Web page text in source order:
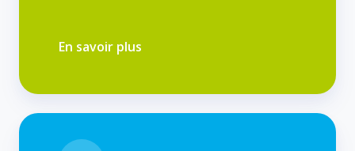
En savoir plus
Dégâts